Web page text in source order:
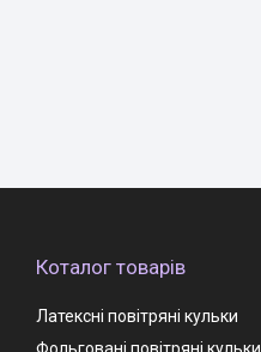
Коталог товарів
Латексні повітряні кульки